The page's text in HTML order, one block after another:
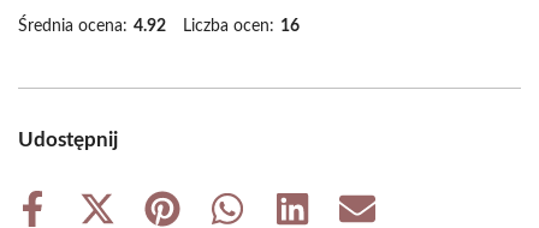
Średnia ocena: 4.92 Liczba ocen: 16
Udostępnij
Share
Share
Share
Share
Share
Share